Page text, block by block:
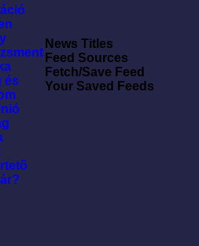
és
News Titles
Feed Sources
Fetch/Save Feed
Your Saved Feeds